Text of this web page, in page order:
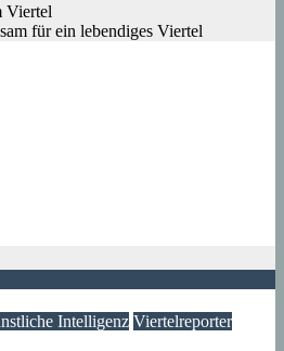
Viertel
für ein lebendiges Viertel
Intelligenz Viertelreporter